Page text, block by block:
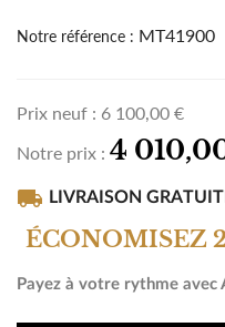
Notre référence : MT41900
Prix neuf : 6 100,00 €
Notre prix : 4
local_shipping LIVRAISON
ÉCONOMISEZ
Payez à votre rythme avec